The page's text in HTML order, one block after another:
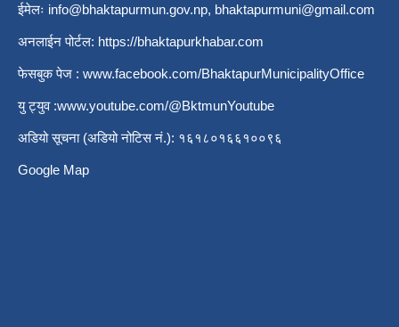
ईमेलः info@bhaktapurmun.gov.np, bhaktapurmuni@gmail.com
अनलाईन पोर्टल: https://bhaktapurkhabar.com
फेसबुक पेज : www.facebook.com/BhaktapurMunicipalityOffice
यु ट्युव :www.youtube.com/@BktmunYoutube
अडियो सूचना (अडियो नोटिस नं.): १६१८०१६६१००९६
Google Map